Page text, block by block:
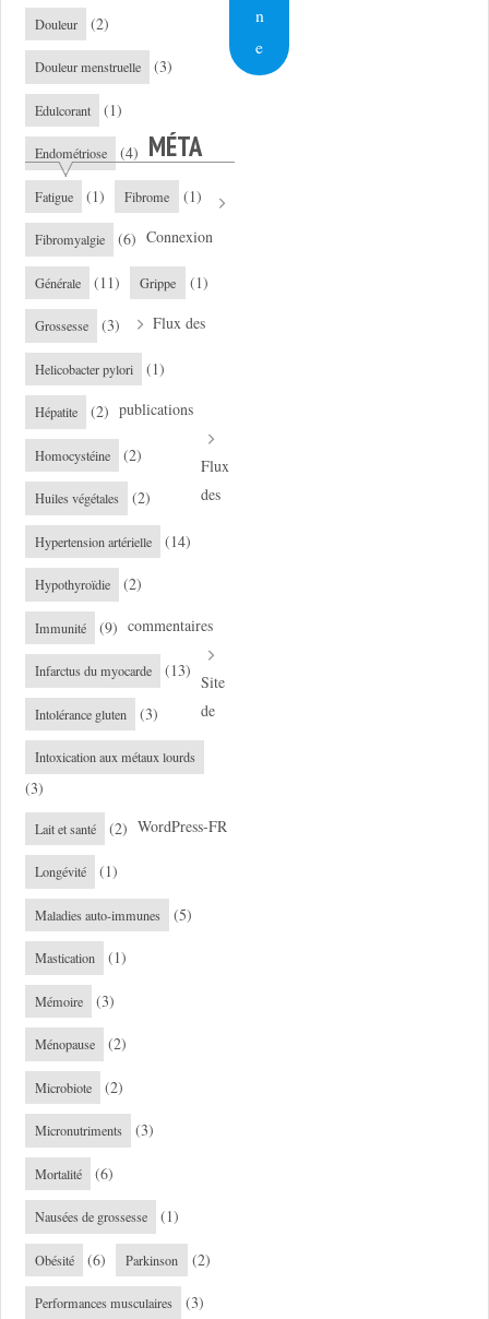
Douleur (2)
Douleur menstruelle (3)
Edulcorant (1)
Endométriose (4)
Fatigue (1) Fibrome (1)
Fibromyalgie (6)
Générale (11) Grippe (1)
Grossesse (3)
Helicobacter pylori (1)
Hépatite (2)
Homocystéine (2)
Huiles végétales (2)
Hypertension artérielle (14)
Hypothyroïdie (2)
Immunité (9)
Infarctus du myocarde (13)
Intolérance gluten (3)
Intoxication aux métaux lourds
(3)
Lait et santé (2)
Longévité (1)
Maladies auto-immunes (5)
Mastication (1)
Mémoire (3)
Ménopause (2)
Microbiote (2)
Micronutriments (3)
Mortalité (6)
Nausées de grossesse (1)
Obésité (6) Parkinson (2)
Performances musculaires (3)
n
e
MÉTA
Connexion
Flux des
publications
Flux
des
commentaires
Site
de
WordPress-FR